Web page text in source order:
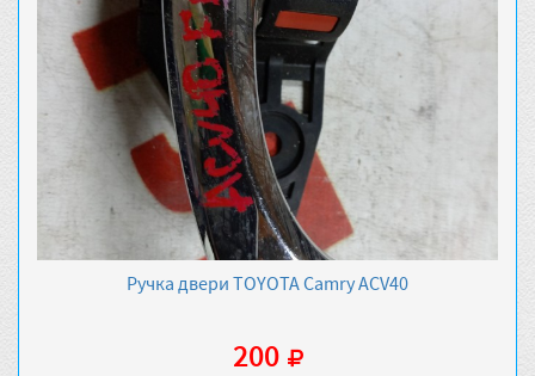
Ручка двери TOYOTA Camry ACV40
200